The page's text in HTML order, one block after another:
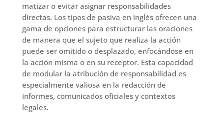
matizar o evitar asignar responsabilidades
directas. Los tipos de pasiva en inglés ofrecen una
gama de opciones para estructurar las oraciones
de manera que el sujeto que realiza la acción
puede ser omitido o desplazado, enfocándose en
la acción misma o en su receptor. Esta capacidad
de modular la atribución de responsabilidad es
especialmente valiosa en la redacción de
informes, comunicados oficiales y contextos
legales.